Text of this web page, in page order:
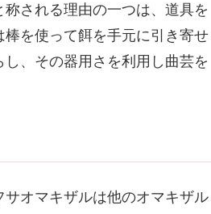
される理由の一つは、道具を
を使って餌を手元に引き寄せ
、その器用さを利用し曲芸を
オマキザルは他のオマキザル